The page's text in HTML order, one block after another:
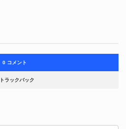
0 コメント
ラックバック